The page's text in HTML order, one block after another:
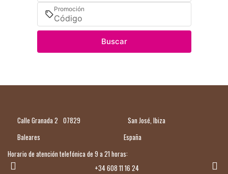
Promoción
Buscar
Calle Granada 2 07829
San José, Ibiza
Baleares
España
Horario de atención telefónica de 9 a 21 horas:
+34 608 11 16 24